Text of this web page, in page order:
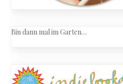
Bin dann mal im Garten…